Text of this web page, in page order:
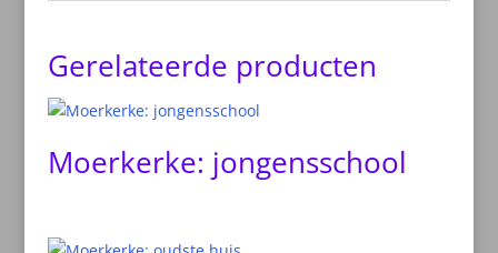
Gerelateerde producten
Moerkerke: jongensschool